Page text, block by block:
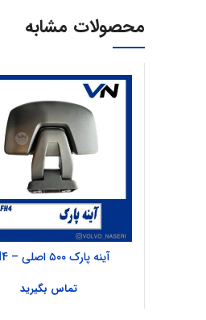
محصولات مشابه
آینه پارک ۵۰۰ اصلی – FH4
تماس بگیرید